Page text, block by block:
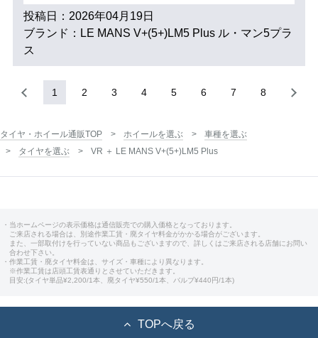
投稿日：2026年04月19日
ブランド：LE MANS V+(5+)LM5 Plus ル・マン5プラ
ス
1 2 3 4 5 6 7 8
タイヤ・ホイール通販TOP ホイールを選ぶ
車種を選ぶ
タイヤを選ぶ
VR ＋ LE MANS V+(5+)LM5 Plus
・当ホームページの表示価格は通信販売での購入価格となっております。
ご来店される場合は、別途作業工賃・廃タイヤ料金がかかる場合がございます。
また、一部取付けを行っていない商品もございますので、詳しくはご来店される店舗にお問い
合わせ下さい。
・作業工賃・廃タイヤ料金は、サイズ・車種により異なります。
※作業工賃は店頭工賃表通りとさせていただきます。
目安:(タイヤ単品¥2,200/1本、廃タイヤ¥550/1本、バルブ¥440円/1本)
TOPへ戻る